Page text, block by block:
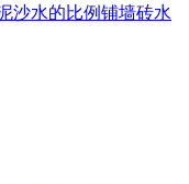
沙水的比例铺墙砖水